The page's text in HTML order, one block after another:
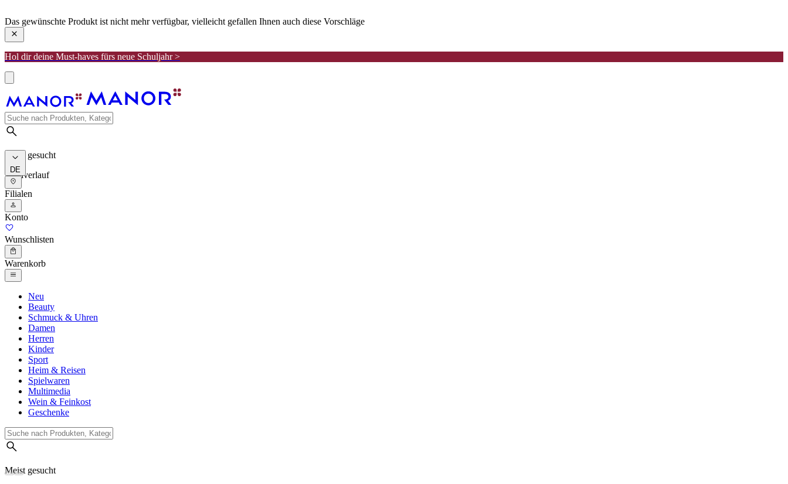
Das gewünschte Produkt ist nicht mehr verfügbar, vielleicht gefallen Ihnen auch diese Vorschläge
Hol dir deine Must-haves fürs neue Schuljahr >
Meist gesucht
Suchverlauf
DE
Filialen
Konto
Wunschlisten
Warenkorb
Neu
Beauty
Schmuck & Uhren
Damen
Herren
Kinder
Sport
Heim & Reisen
Spielwaren
Multimedia
Wein & Feinkost
Geschenke
Meist gesucht